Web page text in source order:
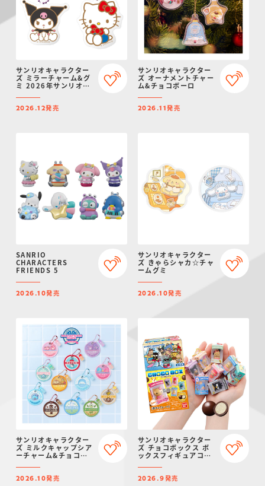
サンリオキャラクター
ズ ミラーチャーム&グ
ミ 2026年サンリオキ
2026.12発売
サンリオキャラクター
ズ オーナメントチャー
ム&チョコボーロ
2026.11発売
SANRIO
CHARACTERS
FRIENDS 5
2026.10発売
サンリオキャラクター
ズ きゃらシャカ☆チャ
ームグミ
2026.10発売
サンリオキャラクター
ズ ミルクキャップシア
ーチャーム&チョコボ
2026.10発売
サンリオキャラクター
ズ チョコボックス ボ
ックスフィギュアコレ
2026.9発売